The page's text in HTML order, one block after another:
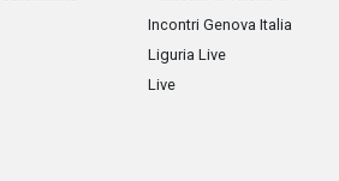
Incontri Genova Italia
Liguria Live
Live